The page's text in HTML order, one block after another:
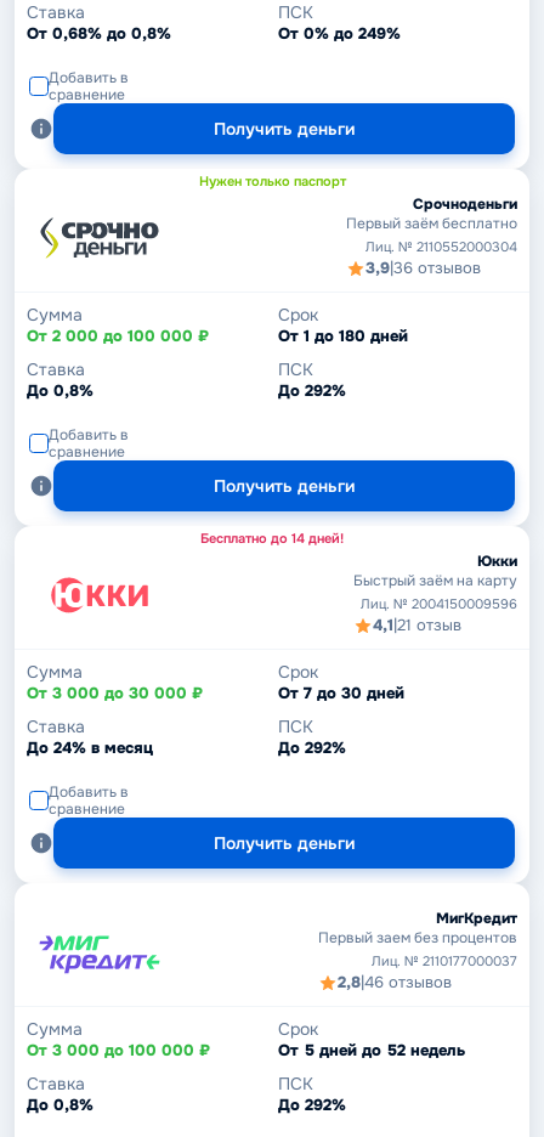
Ставка
От 0,68% до 0,8%
ПСК
От 0% до 249%
Добавить в
сравнение
Получить деньги
Нужен только паспорт
Срочноденьги
Первый заём бесплатно
Лиц. № 2110552000304
3,9|36 отзывов
Сумма
От 2 000 до 100 000 ₽
Срок
От 1 до 180 дней
Ставка
До 0,8%
ПСК
До 292%
Добавить в
сравнение
Получить деньги
Бесплатно до 14 дней!
Юкки
Быстрый заём на карту
Лиц. № 2004150009596
4,1|21 отзыв
Сумма
От 3 000 до 30 000 ₽
Срок
От 7 до 30 дней
Ставка
До 24% в месяц
ПСК
До 292%
Добавить в
сравнение
Получить деньги
МигКредит
Первый заем без процентов
Лиц. № 2110177000037
2,8|46 отзывов
Сумма
От 3 000 до 100 000 ₽
Срок
От 5 дней до 52 недель
Ставка
До 0,8%
ПСК
До 292%